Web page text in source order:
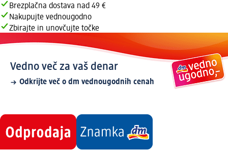
Brezplačna dostava nad 49 €
Nakupujte vednougodno
Zbirajte in unovčujte točke
Vedno več za vaš denar
Odkrijte več o dm vednougodnih cenah